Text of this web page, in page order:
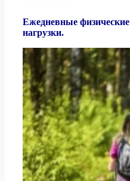
Ежедневные физические
нагрузки.